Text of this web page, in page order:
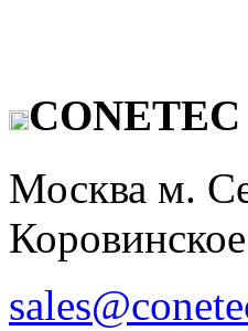
CONETEC
Москва м.